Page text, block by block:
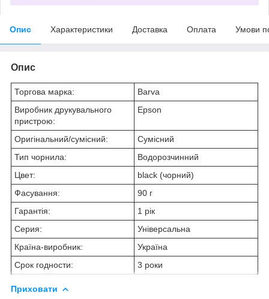
Опис Характеристики Доставка Оплата Умови
Опис
Торгова марка:
Barva
Виробник друкувального
пристрою:
Epson
Оригінальний/сумісний:
Сумісний
Тип чорнила:
Водорозчинний
Цвет:
black (чорний)
Фасування:
90 г
Гарантія:
1 рік
Серия:
Універсальна
Країна-виробник:
Україна
Срок годности:
3 роки
Приховати